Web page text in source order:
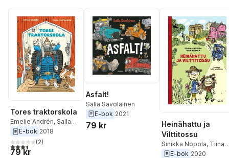
Tores traktorskola
Emelie Andrén, Salla
Savolainen
E-bok 2018
3,5utav 5 stjärnor. Totalt antal röster:
(2)
79 kr
Asfalt!
Salla Savolainen
E-bok 2021
79 kr
Heinähattu ja
Vilttitossu
Sinikka Nopola, Tiina
Nopola
E-bok 2020